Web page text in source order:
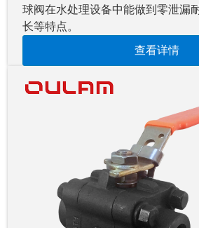
球阀在水处理设备中能做到零泄漏
长等特点。
查看详情